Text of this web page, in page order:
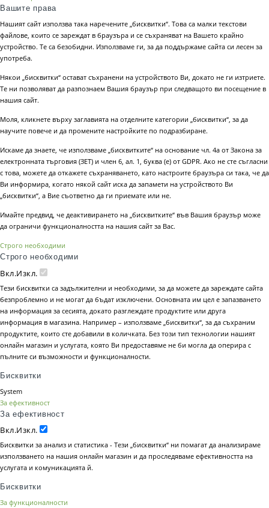
Вашите права
Нашият сайт използва така наречените „бисквитки“. Това са малки текстови
файлове, които се зареждат в браузъра и се съхраняват на Вашето крайно
устройство. Те са безобидни. Използваме ги, за да поддържаме сайта си лесен за
употреба.
Някои „бисквитки“ остават съхранени на устройството Ви, докато не ги изтриете.
Те ни позволяват да разпознаем Вашия браузър при следващото ви посещение в
нашия сайт.
Моля, кликнете върху заглавията на отделните категории „бисквитки“, за да
научите повече и да промените настройките по подразбиране.
Искаме да знаете, че използваме „бисквитките“ на основание чл. 4а от Закона за
електронната търговия (ЗЕТ) и член 6, ал. 1, буква (е) от GDPR. Ако не сте съгласни
с това, можете да откажете съхраняването, като настроите браузъра си така, че да
Ви информира, когато някой сайт иска да запамети на устройството Ви
„бисквитки“, а Вие съответно да ги приемате или не.
Имайте предвид, че деактивирането на „бисквитките“ във Вашия браузър може
да ограничи функционалността на нашия сайт за Вас.
Строго необходими
Строго необходими
Вкл.Изкл.
Тези бисквитки са задължителни и необходими, за да можете да зареждате сайта
безпроблемно и не могат да бъдат изключени. Основната им цел е запазването
на информация за сесията, докато разглеждате продуктите или друга
информация в магазина. Например – използваме „бисквитки“, за да съхраним
продуктите, които сте добавили в количката. Без този тип технологии нашият
онлайн магазин и услугата, която Ви предоставяме не би могла да оперира с
пълните си възможности и функционалности.
Бисквитки
System
За ефективност
За ефективност
Вкл.Изкл.
Бисквитки за анализ и статистика - Тези „бисквитки“ ни помагат да анализираме
използването на нашия онлайн магазин и да проследяваме ефективността на
услугата и комуникацията й.
Бисквитки
За функционалности